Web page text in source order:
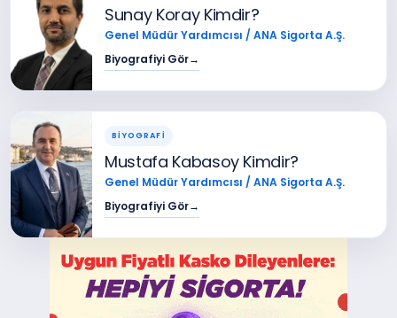
Sunay Koray Kimdir?
Genel Müdür Yardımcısı / ANA Sigorta A.Ş.
Biyografiyi Gör→
BİYOGRAFİ
Mustafa Kabasoy Kimdir?
Genel Müdür Yardımcısı / ANA Sigorta A.Ş.
Biyografiyi Gör→